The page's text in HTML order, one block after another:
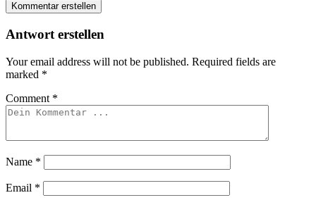
Kommentar erstellen
Antwort erstellen
Your email address will not be published. Required fields are
marked *
Comment *
Name *
Email *